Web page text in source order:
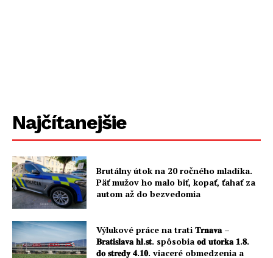
Najčítanejšie
Brutálny útok na 20 ročného mladíka.
Päť mužov ho malo biť, kopať, ťahať za
autom až do bezvedomia
Výlukové práce na trati 𝐓𝐫𝐧𝐚𝐯𝐚 –
𝐁𝐫𝐚𝐭𝐢𝐬𝐥𝐚𝐯𝐚 𝐡𝐥.𝐬𝐭. spôsobia 𝐨𝐝 𝐮𝐭𝐨𝐫𝐤𝐚 𝟏.𝟖.
𝐝𝐨 𝐬𝐭𝐫𝐞𝐝𝐲 𝟒.𝟏𝟎. viaceré obmedzenia a